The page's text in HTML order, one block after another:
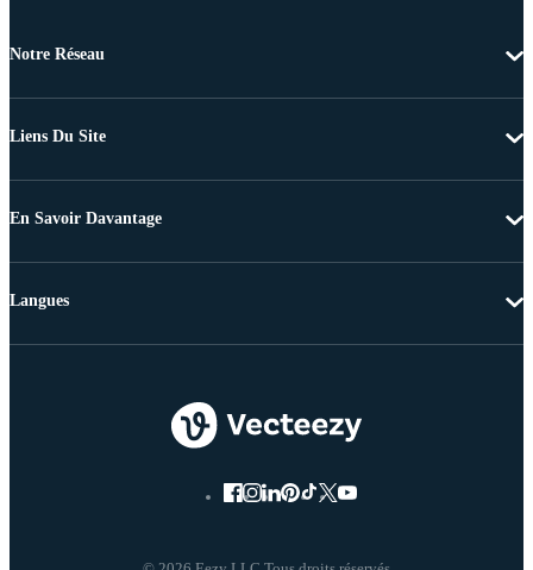
Notre Réseau
Liens Du Site
En Savoir Davantage
Langues